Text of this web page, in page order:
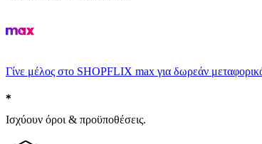
Γίνε μέλος στο SHOPFLIX max για δωρεάν
Ισχύουν όροι & προϋποθέσεις.